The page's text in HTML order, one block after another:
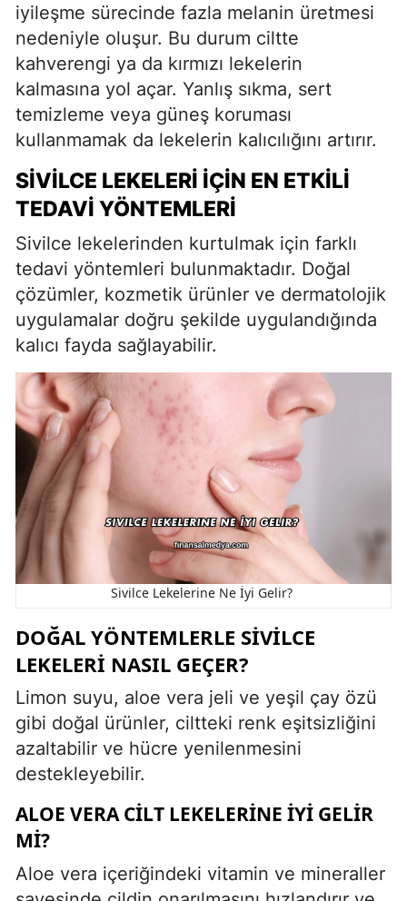
iyileşme sürecinde fazla melanin üretmesi
nedeniyle oluşur. Bu durum ciltte
kahverengi ya da kırmızı lekelerin
kalmasına yol açar. Yanlış sıkma, sert
temizleme veya güneş koruması
kullanmamak da lekelerin kalıcılığını artırır.
SIVILCE LEKELERI İÇIN EN ETKILI
TEDAVI YÖNTEMLERI
Sivilce lekelerinden kurtulmak için farklı
tedavi yöntemleri bulunmaktadır. Doğal
çözümler, kozmetik ürünler ve dermatolojik
uygulamalar doğru şekilde uygulandığında
kalıcı fayda sağlayabilir.
Sivilce Lekelerine Ne İyi Gelir?
DOĞAL YÖNTEMLERLE SIVILCE
LEKELERI NASIL GEÇER?
Limon suyu, aloe vera jeli ve yeşil çay özü
gibi doğal ürünler, ciltteki renk eşitsizliğini
azaltabilir ve hücre yenilenmesini
destekleyebilir.
ALOE VERA CILT LEKELERINE İYI GELIR
MI?
Aloe vera içeriğindeki vitamin ve mineraller